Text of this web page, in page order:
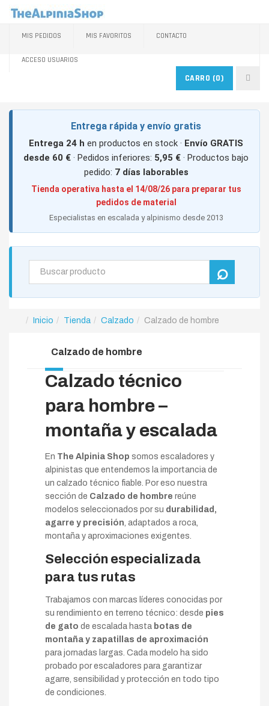
MIS PEDIDOS MIS FAVORITOS CONTACTO
ACCESO USUARIOS
CARRO (0)
Entrega rápida y envío gratis
Entrega 24 h en productos en stock · Envío GRATIS
desde 60 € · Pedidos inferiores: 5,95 € · Productos bajo
pedido: 7 días laborables
Tienda operativa hasta el 14/08/26 para preparar tus
pedidos de material
Especialistas en escalada y alpinismo desde 2013
Inicio Tienda Calzado Calzado de hombre
Calzado de hombre
Calzado técnico
para hombre –
montaña y escalada
En The Alpinia Shop somos escaladores y
alpinistas que entendemos la importancia de
un calzado técnico fiable. Por eso nuestra
sección de Calzado de hombre reúne
modelos seleccionados por su durabilidad,
agarre y precisión, adaptados a roca,
montaña y aproximaciones exigentes.
Selección especializada
para tus rutas
Trabajamos con marcas líderes conocidas por
su rendimiento en terreno técnico: desde pies
de gato de escalada hasta botas de
montaña y zapatillas de aproximación
para jornadas largas. Cada modelo ha sido
probado por escaladores para garantizar
agarre, sensibilidad y protección en todo tipo
de condiciones.